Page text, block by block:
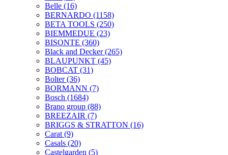
Belle (16)
BERNARDO (1158)
BETA TOOLS (250)
BIEMMEDUE (23)
BISONTE (360)
Black and Decker(265)
BLAUPUNKT (45)
BOBCAT (31)
Bolter(36)
BORMANN (7)
Bosch (1684)
Brano group (88)
BREEZAIR (7)
BRIGGS & STRATTON (16)
Carat (9)
Casals (20)
Castelgarden (5)